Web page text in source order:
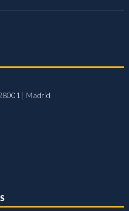
| Madrid